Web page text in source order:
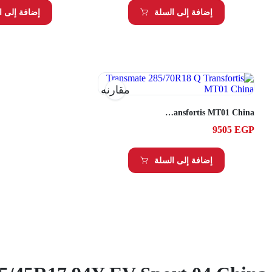
إضافة إلى السلة إضافة إلى
مقارنه
Transmate 285/70R18 Q Transfortis MT01 China
9505EGP
إضافة إلى السلة